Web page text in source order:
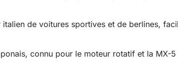
italien de voitures sportives et de berlines,
connu pour le moteur rotatif et la MX-5